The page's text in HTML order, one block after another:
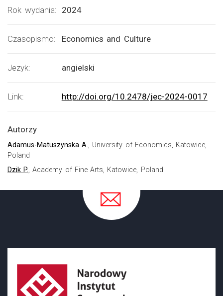
Rok wydania: 2024
Czasopismo: Economics and Culture
Jezyk: angielski
Link: http://doi.org/10.2478/jec-2024-0017
Autorzy
Adamus-Matuszynska A.
, University of Economics, Katowice,
Poland
Dzik P.
, Academy of Fine Arts, Katowice, Poland